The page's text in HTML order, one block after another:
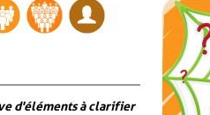
d'éléments à clarifier